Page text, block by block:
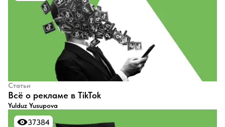
Статьи
Всё о рекламе в TikTok
Yulduz Yusupova
37384
37384